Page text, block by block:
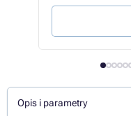
Opis i parametry